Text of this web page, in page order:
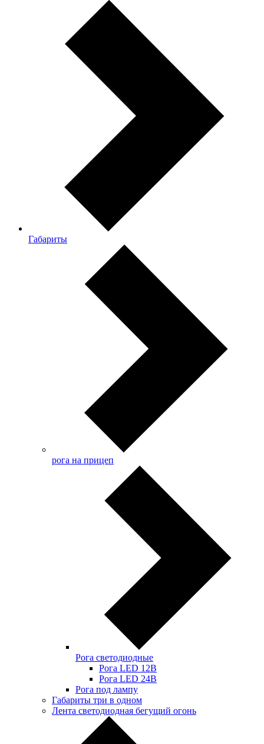
Габариты
рога на прицеп
Рога светодиодные
Рога LED 12В
Рога LED 24В
Рога под лампу
Габариты три в одном
Лента светодиодная бегущий огонь